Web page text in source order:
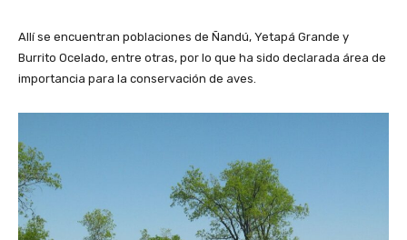
Allí se encuentran poblaciones de Ñandú, Yetapá Grande y
Burrito Ocelado, entre otras, por lo que ha sido declarada área de
importancia para la conservación de aves.